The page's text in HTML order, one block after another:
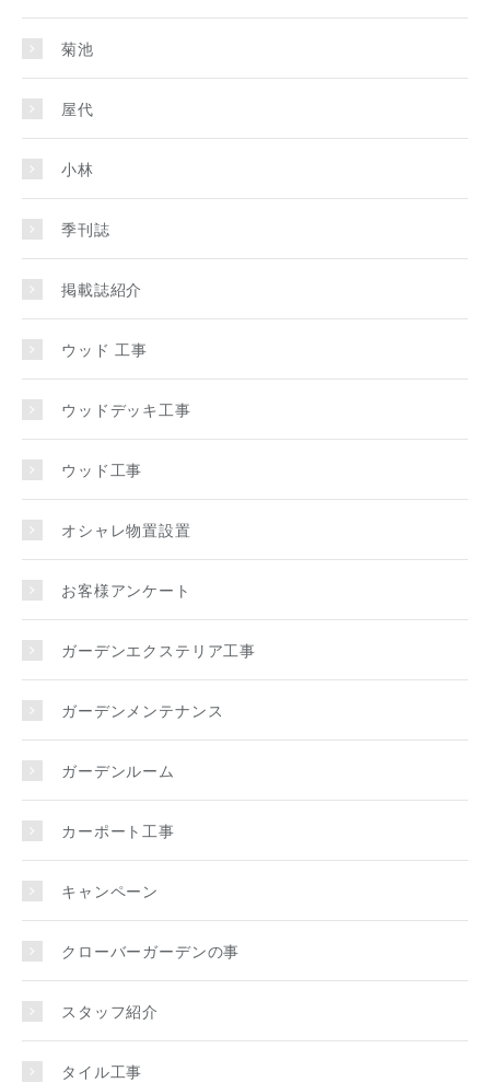
菊池
屋代
小林
季刊誌
掲載誌紹介
ウッド 工事
ウッドデッキ工事
ウッド工事
オシャレ物置設置
お客様アンケート
ガーデンエクステリア工事
ガーデンメンテナンス
ガーデンルーム
カーポート工事
キャンペーン
クローバーガーデンの事
スタッフ紹介
タイル工事